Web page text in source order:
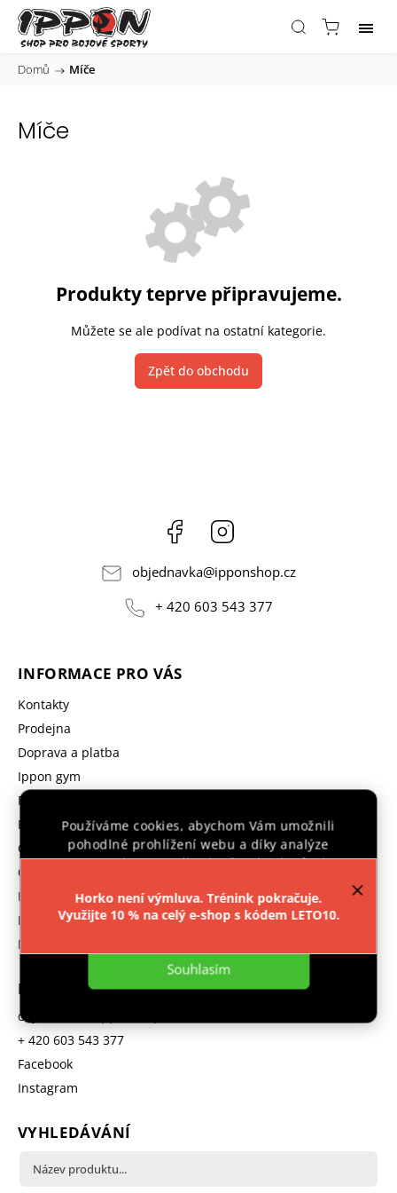
Používáme cookies, abychom Vám umožnili
pohodlné prohlížení webu a díky analýze
provozu webu neustále zlepšovali jeho funkce,
Nastavení
Souhlasím
Horko není výmluva. Trénink pokračuje.
Využijte 10 % na celý e-shop s kódem LETO10.
Domů / Míče
Míče
Produkty teprve připravujeme.
Můžete se ale podívat na ostatní kategorie.
Zpět do obchodu
Facebook
objednavka@ipponshop.cz
+ 420 603 543 377
INFORMACE PRO VÁS
Kontakty
Prodejna
Doprava a platba
Ippon gym
Prodávané značky
Reklamace
GDPR
Obchodní podmínky
Hodnocení obchodu
B2B program
Moje objednávka
KONTAKT
objednavka
+ 420 603 543 377
Facebook
Instagram
VYHLEDÁVÁNÍ